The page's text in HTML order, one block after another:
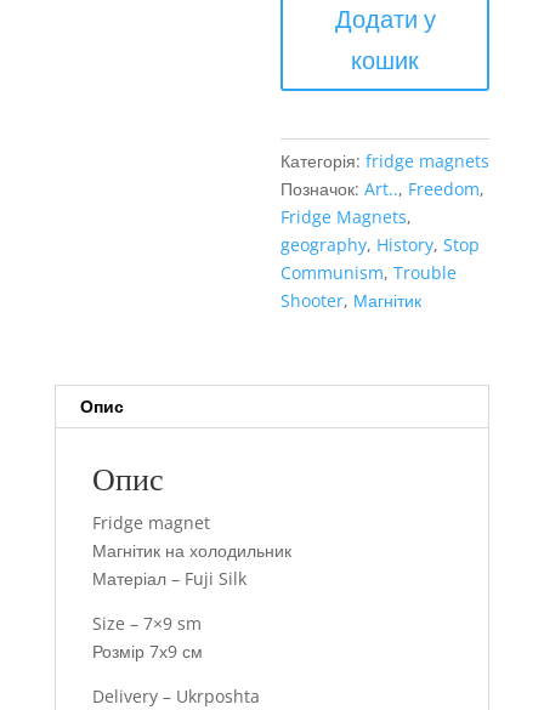
Додати у
кошик
Категорія:fridge magnets
Позначок:Art.., Freedom,
Fridge Magnets,
geography, History,Stop
Communism,Trouble
Shooter, Магнітик
Опис
Опис
Fridge magnet
Магнітик на холодильник
Матеріал – Fuji Silk
Size – 7×9 sm
Розмір 7х9 см
Delivery – Ukrposhta